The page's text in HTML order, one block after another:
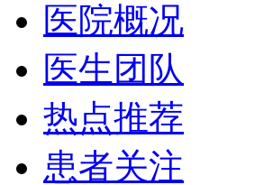
医院概况
医生团队
热点推荐
患者关注